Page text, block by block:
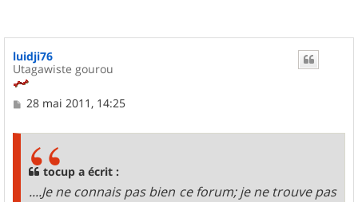
luidji76
Utagawiste gourou
M
28 mai 2011, 14:25
tocup a écrit :
....Je ne connais pas bien ce forum; je ne trouve pas